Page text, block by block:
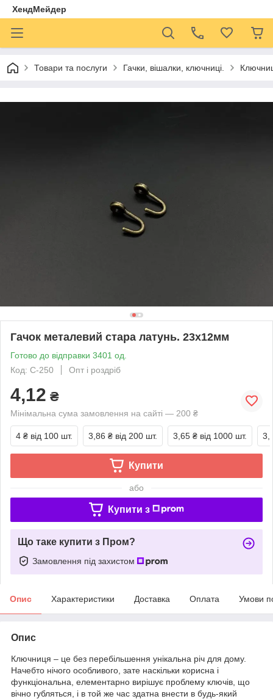
ХендМейдер
Товари та послуги Гачки, вішалки, ключниці.
Гачок металевий стара латунь. 23х12мм
Готово до відправки 3401 од.
Код: C-250
Опт і роздріб
4,12 ₴
Мінімальна сума замовлення на сайті — 200 ₴
4 ₴ від 100 шт. 3,86 ₴ від 200 шт. 3,65 ₴ від 1000 шт.
Купити
або
Купити з
Що таке купити з Пром?
Замовлення під захистом
Опис Характеристики Доставка Оплата Умови
Опис
Ключниця – це без перебільшення унікальна річ для дому.
Начебто нічого особливого, зате наскільки корисна і
функціональна, елементарно вирішує проблему ключів, що
вічно губляться, і в той же час здатна внести в будь-який